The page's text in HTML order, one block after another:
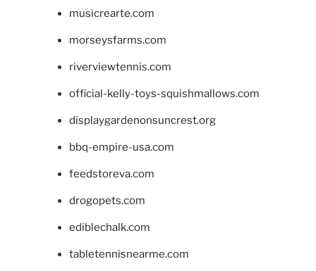
musicrearte.com
morseysfarms.com
riverviewtennis.com
official-kelly-toys-squishmallows.com
displaygardenonsuncrest.org
bbq-empire-usa.com
feedstoreva.com
drogopets.com
ediblechalk.com
tabletennisnearme.com